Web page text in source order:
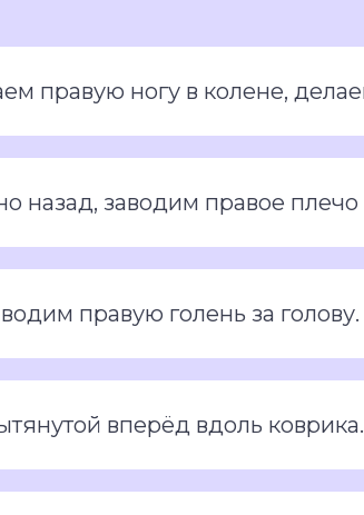
правую ногу в колене,
назад, заводим правое
правую голень за голову.
вперёд вдоль коврика.